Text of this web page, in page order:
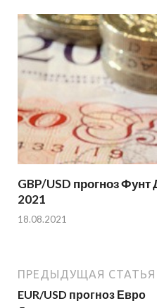
GBP/USD прогноз Фунт
2021
18.08.2021
ПРЕДЫДУЩАЯ СТАТЬЯ
EUR/USD прогноз Евро